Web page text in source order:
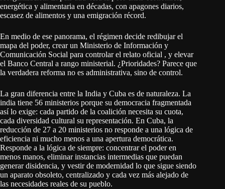
energética y alimentaria en décadas, con apagones diarios,
escasez de alimentos y una emigración récord.
En medio de ese panorama, el régimen decide redibujar el
mapa del poder, crear un Ministerio de Información y
Comunicación Social para controlar el relato oficial , y elevar
el Banco Central a rango ministerial. ¿Prioridades? Parece que
la verdadera reforma no es administrativa, sino de control.
La gran diferencia entre la India y Cuba es de naturaleza. La
india tiene 56 ministerios porque su democracia fragmentada
así lo exige: cada partido de la coalición necesita su cuota,
cada diversidad cultural su representación. En Cuba, la
reducción de 27 a 20 ministerios no responde a una lógica de
eficiencia ni mucho menos a una apertura democrática.
Responde a la lógica de siempre: concentrar el poder en
menos manos, eliminar instancias intermedias que puedan
generar disidencia, y vestir de modernidad lo que sigue siendo
un aparato obsoleto, centralizado y cada vez más alejado de
las necesidades reales de su pueblo.